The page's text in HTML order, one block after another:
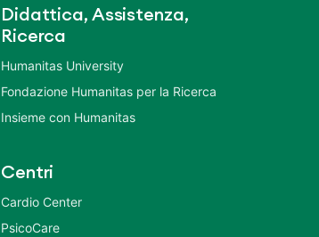
Didattica, Assistenza,
Ricerca
Humanitas University
Fondazione Humanitas per la Ricerca
Insieme con Humanitas
Centri
Cardio Center
PsicoCare